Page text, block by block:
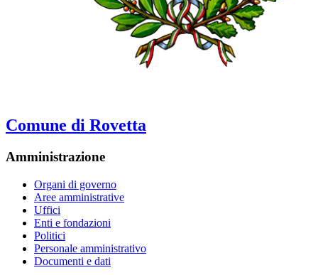
Comune di Rovetta
Amministrazione
Organi di governo
Aree amministrative
Uffici
Enti e fondazioni
Politici
Personale amministrativo
Documenti e dati